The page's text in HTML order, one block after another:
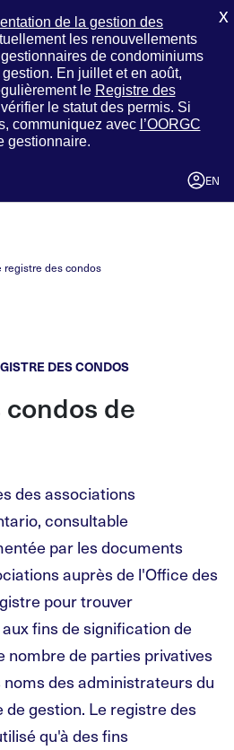
EN
registre des condos
DES CONDOS
de
des associations
consultable
par les documents
auprès de l'Office des
pour trouver
fins de signification de
nombre de parties privatives
des administrateurs du
gestion. Le registre des
qu'à des fins
de la gestion des
les renouvellements
de condominiums
En juillet et en août,
le Registre des
le statut des permis. Si
communiquez avec l’OORGC
gestionnaire.
X